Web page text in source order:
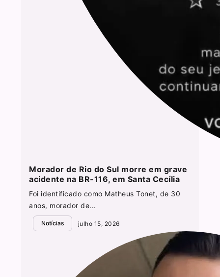
Morador de Rio do Sul morre em grave
acidente na BR-116, em Santa Cecília
Foi identificado como Matheus Tonet, de 30
anos, morador de...
Notícias julho 15, 2026